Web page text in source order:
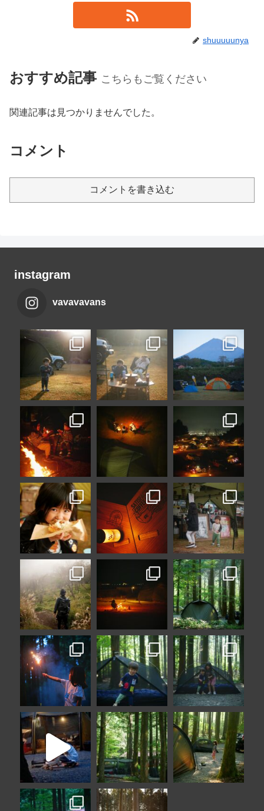
shuuuuunya
おすすめ記事 こちらもご覧ください
関連記事は見つかりませんでした。
コメント
コメントを書き込む
instagram
vavavavans